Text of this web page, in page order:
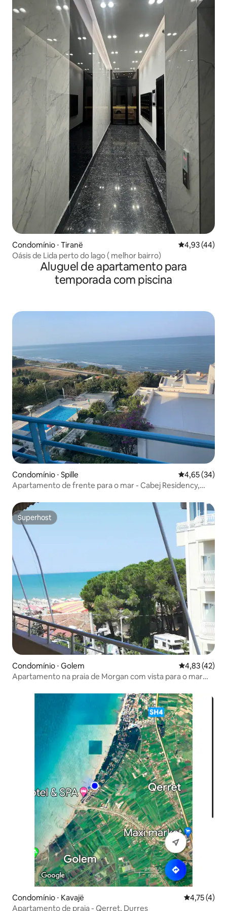
Condomínio ⋅ Tiranë 4,93 de uma
4,93 (44)
Oásis de Lida perto do lago ( melhor bairro)
Aluguel de apartamento para
temporada com piscina
Condomínio ⋅ Spille 4,65 de uma
4,65 (34)
Apartamento de frente para o mar - Cabej Residency,
Superhost
Superhost
Condomínio ⋅ Golem 4,83 de uma
4,83 (42)
Apartamento na praia de Morgan com vista para o mar
Condomínio ⋅ Kavajë 4,75 de
4,75 (4)
Apartamento de praia - Qerret, Durres